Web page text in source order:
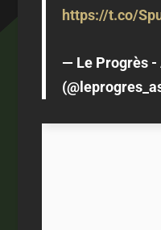
https://t.co/
— Le Progrès -